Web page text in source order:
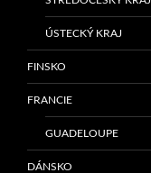
ÚSTECKÝ KRAJ
FINSKO
FRANCIE
GUADELOUPE
DÁNSKO